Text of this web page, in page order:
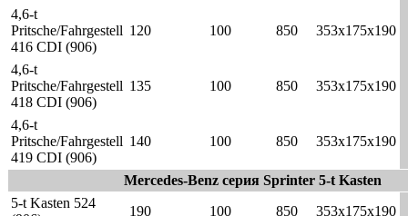
4,6-t
Pritsche/Fahrgestell
416 CDI (906)
120 100 850 353x175x190
4,6-t
Pritsche/Fahrgestell
418 CDI (906)
135 100 850 353x175x190
4,6-t
Pritsche/Fahrgestell
419 CDI (906)
140 100 850 353x175x190
Mercedes-Benz серия Sprinter 5-t Kasten
5-t Kasten 524
190 100 850 353x175x190